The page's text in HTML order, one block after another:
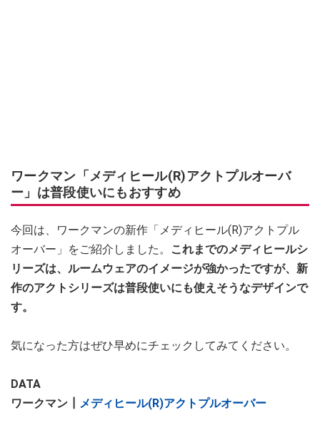
ワークマン「メディヒール(R)アクトプルオーバ
ー」は普段使いにもおすすめ
今回は、ワークマンの新作「メディヒール(R)アクトプル
オーバー」をご紹介しました。
これまでのメディヒールシ
リーズは、ルームウェアのイメージが強かったですが、新
作のアクトシリーズは普段使いにも使えそうなデザインで
す。
気になった方はぜひ早めにチェックしてみてください。
DATA
ワークマン┃
メディヒール(R)アクトプルオーバー